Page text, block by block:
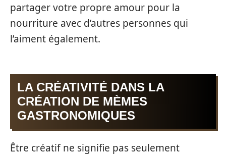
partager votre propre amour pour la
nourriture avec d’autres personnes qui
l’aiment également.
LA CRÉATIVITÉ DANS LA
CRÉATION DE MÈMES
GASTRONOMIQUES
Être créatif ne signifie pas seulement